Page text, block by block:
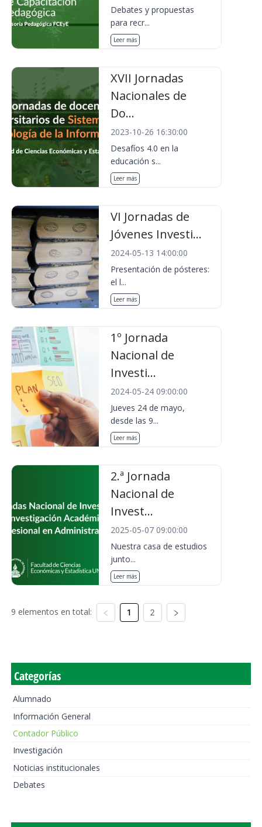
Debates y propuestas
para recr...
Leer más
XVII Jornadas
Nacionales de
Do...
2023-10-26 16:30:00
Desafíos 4.0 en la
educación s...
Leer más
VI Jornadas de
Jóvenes Investi...
2024-05-13 14:00:00
Presentación de pósteres:
el l...
Leer más
1º Jornada
Nacional de
Investi...
2024-05-24 09:00:00
Jueves 24 de mayo,
desde las 9...
Leer más
2.ª Jornada
Nacional de
Invest...
2025-05-07 09:00:00
Nuestra casa de estudios
junto...
Leer más
9 elementos en total: 1 2
Categorías
Alumnado
Información General
Contador Público
Investigación
Noticias institucionales
Debates